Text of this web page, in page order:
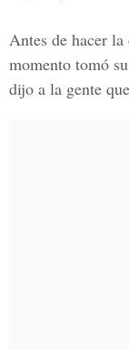
Antes de hacer
momento tomó
dijo a la gente